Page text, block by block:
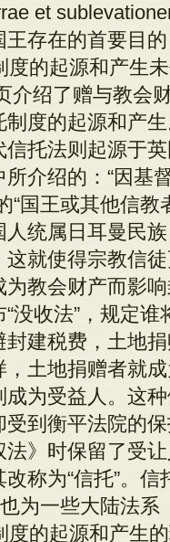
et
王存在的首要目
度的起源和产生
介绍了赠与教会
度的起源和产生
托法则起源于
介绍的：“因基
“国王或其他信
人统属日耳曼民
这就使得宗教信
为教会财产而影
没收法”，规定
封建税费，土地
，土地捐赠者就
为受益人。这
受到衡平法院的
法》时保留了受
称为“信托”。
为一些大陆法
度的起源和产生